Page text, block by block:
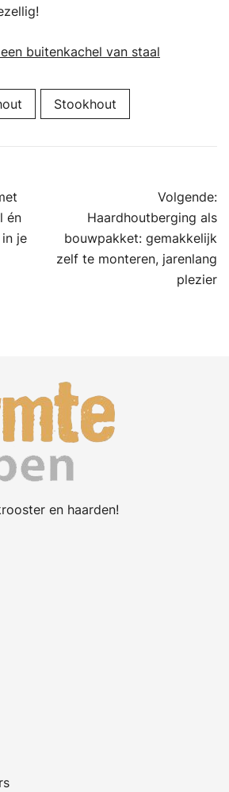
buitenkachel van staal
Stookhout
én
je
Volgende:
Haardhoutberging als
bouwpakket: gemakkelijk
zelf te monteren, jarenlang
plezier
en haarden!